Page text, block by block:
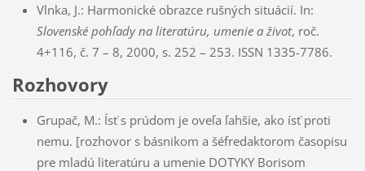
Vlnka, J.: Harmonické obrazce rušných situácií. In:
Slovenské pohľady na literatúru, umenie a život, roč.
4+116, č. 7 – 8, 2000, s. 252 – 253. ISSN 1335-7786.
Rozhovory
Grupač, M.: Ísť s prúdom je oveľa ľahšie, ako ísť proti
nemu. [rozhovor s básnikom a šéfredaktorom časopisu
pre mladú literatúru a umenie DOTYKY Borisom